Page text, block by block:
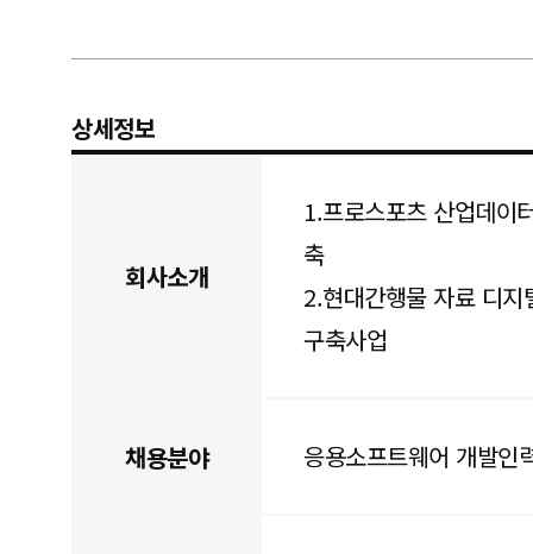
상세정보
회사소개
1.프로스포츠 산업데이
축
2.현대간행물 자료 디
구축사업
채용분야 응용소프트웨어 개발인